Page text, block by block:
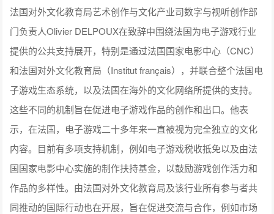
法国对外文化教育局艺术创作与文化产业司数字与视听创作部
门负责人Olivier DELPOUX在致辞中围绕法国为电子游戏行业
提供的公共支持展开，特别是通过法国国家电影中心（CNC）
和法国对外文化教育局（Institut français），并联合整个法国电
子游戏生态系统，以及法国在海外的文化网络所提供的支持。
这些不同的机制旨在促进电子游戏作品的创作和出口。他表
示，在法国，电子游戏二十多年来一直被视为完全独立的文化
内容。目前有多项支持机制，例如电子游戏税收抵免以及由法
国国家电影中心实施的制作扶持基金，以鼓励游戏创作活力和
作品的多样性。由法国对外文化教育局及该行业所有参与者共
同推动的国际行动也在开展，旨在促进交流与合作，例如市场